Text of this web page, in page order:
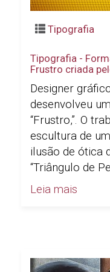
Tipografia
Tipografia -
Frustro criada
Designer
desenvolveu
“Frustro,”. O
escultura de
ilusão de ótica
“Triângulo de
Leia mais